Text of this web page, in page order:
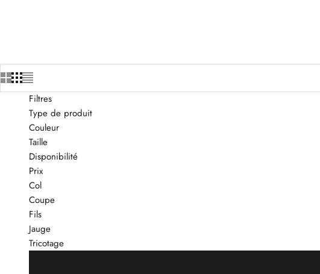
Filtres
Type de produit
Couleur
Taille
Disponibilité
Prix
Col
Coupe
Fils
Jauge
Tricotage